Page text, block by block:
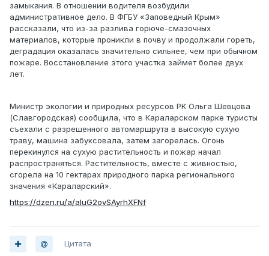
замыкания. В отношении водителя возбудили
административное дело. В ФГБУ «Заповедный Крым»
рассказали, что из-за разлива горюче-смазочных
материалов, которые проникли в почву и продолжали гореть,
деградация оказалась значительно сильнее, чем при обычном
пожаре. Восстановление этого участка займет более двух
лет.
Министр экологии и природных ресурсов РК Ольга Шевцова
(Славгородская) сообщила, что в Караларском парке туристы
съехали с разрешенного автомаршрута в высокую сухую
траву, машина забуксовала, затем загорелась. Огонь
перекинулся на сухую растительность и пожар начал
распространяться. Растительность, вместе с живностью,
сгорела на 10 гектарах природного парка регионального
значения «Караларский».
https://dzen.ru/a/aIuG2ovSAyrhXFNf
Цитата